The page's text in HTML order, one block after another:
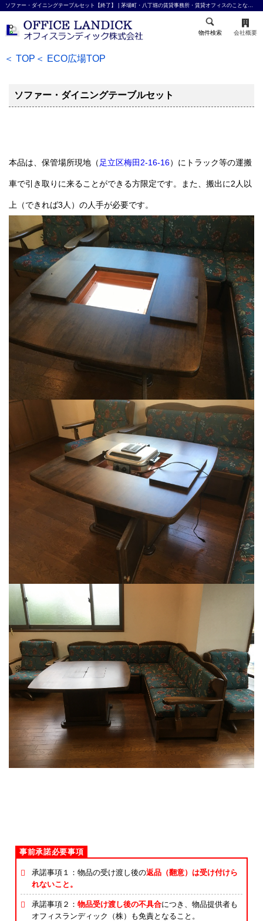
ソファー・ダイニングテーブルセット【終了】 | 茅場町・八丁堀の賃貸事務所・賃貸オフィスのことならオフィスランディック株式会社
物件検索 会社概要
＜ TOP ＜ ECO広場TOP
ソファー・ダイニングテーブルセット
本品は、保管場所現地（足立区梅田2-16-16）にトラック等の運搬
車で引き取りに来ることができる方限定です。また、搬出に2人以
上（できれば3人）の人手が必要です。
承諾事項１：物品の受け渡し後の返品（翻意）は受け付けら
れないこと。
承諾事項２： 物品受け渡し後の不具合につき、物品提供者も
オフィスランディック（株）も免責となること。